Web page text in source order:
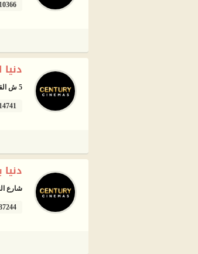
5 ش القومية، الزقازيق، الشرقية
شارع